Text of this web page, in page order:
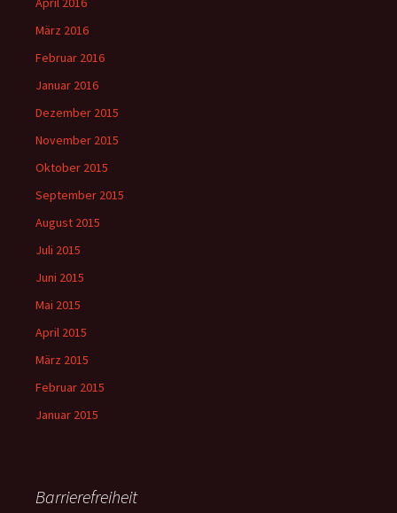
März 2016
Februar 2016
Januar 2016
Dezember 2015
November 2015
Oktober 2015
September 2015
August 2015
Juli 2015
Juni 2015
Mai 2015
April 2015
März 2015
Februar 2015
Januar 2015
Barrierefreiheit